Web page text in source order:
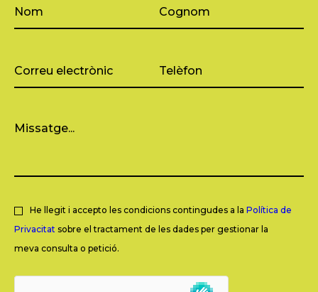
He llegit i accepto les condicions contingudes a la Política de
Privacitat sobre el tractament de les dades per gestionar la
meva consulta o petició.